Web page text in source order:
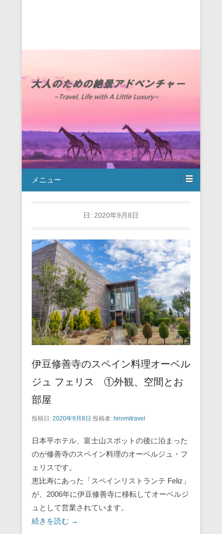
メニュー
日: 2020年9月8日
伊豆修善寺のスペイン料理オーベル
ジュ フェリス ①外観、空間とお
部屋
投稿日: 2020年9月8日 投稿者: hiromitravel
日本平ホテル、富士山スポットの後に泊まった
のが修善寺のスペイン料理のオーベルジュ・フ
ェリスです。
恵比寿にあった「スペインリストランテ Feliz」
が、2006年に伊豆修善寺に移転してオーベルジ
ュとして営業されています。
続きを読む →